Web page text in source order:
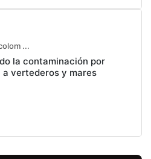
...
la contaminación por
a vertederos y mares